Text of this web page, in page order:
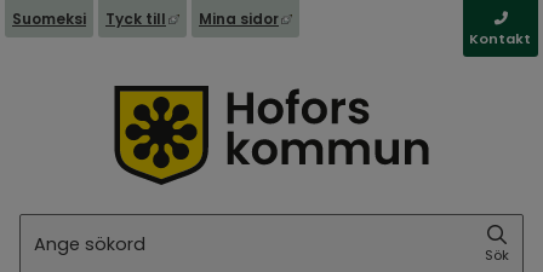
Suomeksi Tyck till Länk till annan webbplats, öppnas i nytt
Mina sidor Länk till annan webbplats,
Kontakt
Sök